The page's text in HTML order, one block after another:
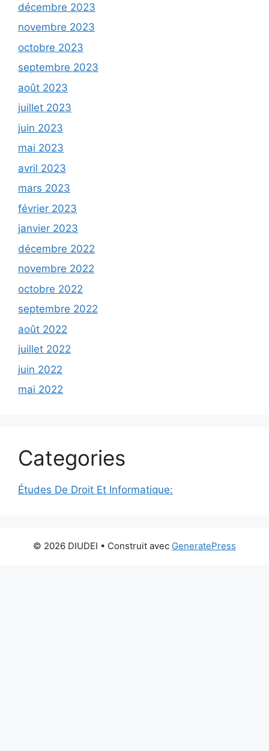
décembre 2023
novembre 2023
octobre 2023
septembre 2023
août 2023
juillet 2023
juin 2023
mai 2023
avril 2023
mars 2023
février 2023
janvier 2023
décembre 2022
novembre 2022
octobre 2022
septembre 2022
août 2022
juillet 2022
juin 2022
mai 2022
Categories
Études De Droit Et Informatique:
© 2026 DIUDEI • Construit avec GeneratePress